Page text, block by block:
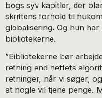
bogs syv kapitler, der
skriftens forhold til
globalisering. Og hun
bibliotekerne.
”Bibliotekerne bør
retning end nettets
retninger, når vi søger,
at nogle vil tjene penge.